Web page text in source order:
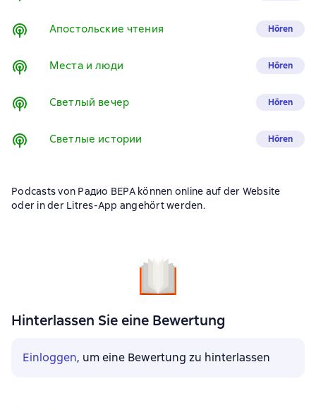
Апостольские чтения Hören
Места и люди Hören
Светлый вечер Hören
Светлые истории Hören
Podcasts von Радио ВЕРА können online auf der Website
oder in der Litres-App angehört werden.
Hinterlassen Sie eine Bewertung
Einloggen, um eine Bewertung zu hinterlassen